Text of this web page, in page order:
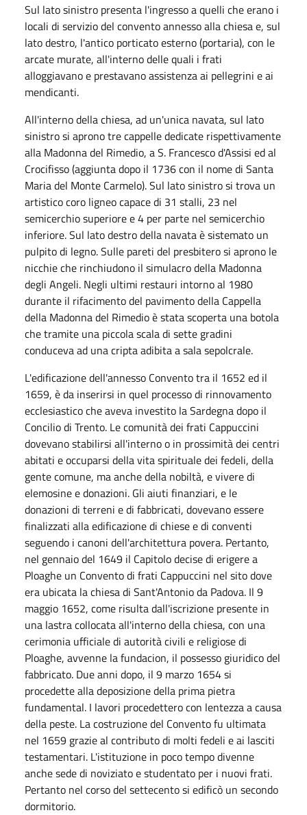
Sul lato sinistro presenta l'ingresso a quelli che erano i
locali di servizio del convento annesso alla chiesa e, sul
lato destro, l'antico porticato esterno (portaria), con le
arcate murate, all'interno delle quali i frati
alloggiavano e prestavano assistenza ai pellegrini e ai
mendicanti.
All'interno della chiesa, ad un'unica navata, sul lato
sinistro si aprono tre cappelle dedicate rispettivamente
alla Madonna del Rimedio, a S. Francesco d'Assisi ed al
Crocifisso (aggiunta dopo il 1736 con il nome di Santa
Maria del Monte Carmelo). Sul lato sinistro si trova un
artistico coro ligneo capace di 31 stalli, 23 nel
semicerchio superiore e 4 per parte nel semicerchio
inferiore. Sul lato destro della navata è sistemato un
pulpito di legno. Sulle pareti del presbitero si aprono le
nicchie che rinchiudono il simulacro della Madonna
degli Angeli. Negli ultimi restauri intorno al 1980
durante il rifacimento del pavimento della Cappella
della Madonna del Rimedio è stata scoperta una botola
che tramite una piccola scala di sette gradini
conduceva ad una cripta adibita a sala sepolcrale.
L'edificazione dell'annesso Convento tra il 1652 ed il
1659, è da inserirsi in quel processo di rinnovamento
ecclesiastico che aveva investito la Sardegna dopo il
Concilio di Trento. Le comunità dei frati Cappuccini
dovevano stabilirsi all'interno o in prossimità dei centri
abitati e occuparsi della vita spirituale dei fedeli, della
gente comune, ma anche della nobiltà, e vivere di
elemosine e donazioni. Gli aiuti finanziari, e le
donazioni di terreni e di fabbricati, dovevano essere
finalizzati alla edificazione di chiese e di conventi
seguendo i canoni dell'architettura povera. Pertanto,
nel gennaio del 1649 il Capitolo decise di erigere a
Ploaghe un Convento di frati Cappuccini nel sito dove
era ubicata la chiesa di Sant'Antonio da Padova. Il 9
maggio 1652, come risulta dall'iscrizione presente in
una lastra collocata all'interno della chiesa, con una
cerimonia ufficiale di autorità civili e religiose di
Ploaghe, avvenne la fundacion, il possesso giuridico del
fabbricato. Due anni dopo, il 9 marzo 1654 si
procedette alla deposizione della prima pietra
fundamental. I lavori procedettero con lentezza a causa
della peste. La costruzione del Convento fu ultimata
nel 1659 grazie al contributo di molti fedeli e ai lasciti
testamentari. L'istituzione in poco tempo divenne
anche sede di noviziato e studentato per i nuovi frati.
Pertanto nel corso del settecento si edificò un secondo
dormitorio.